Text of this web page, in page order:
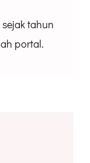
tahun
portal.